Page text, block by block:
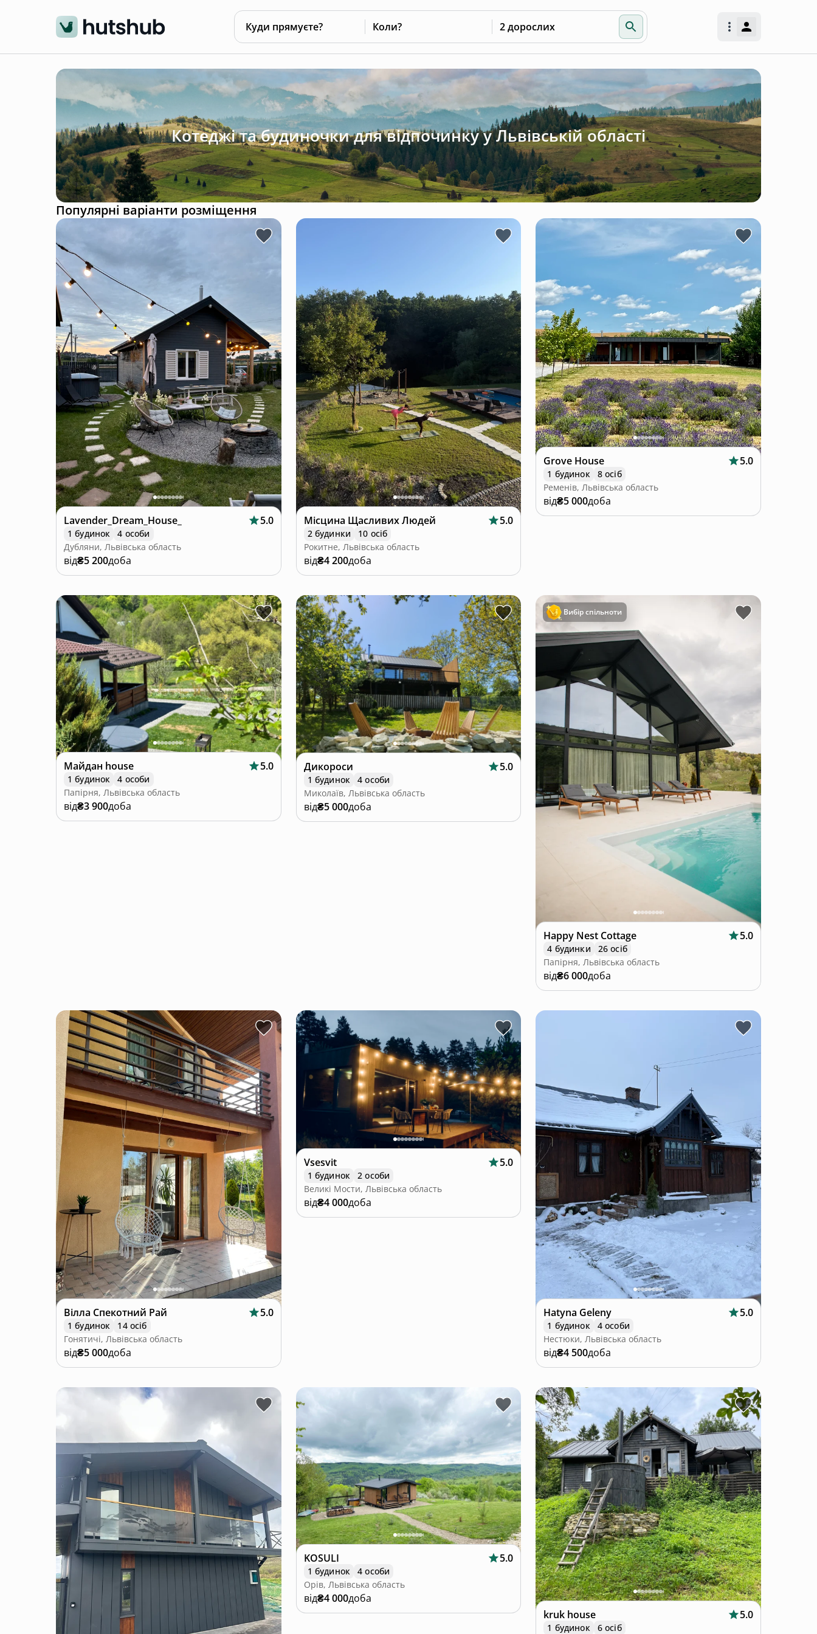
Куди прямуєте? Коли? 2 дорослих
Котеджі та будиночки для відпочинку у Львівській області
Популярні варіанти розміщення
Lavender_Dream_House_ 5.0
1 будинок
4 особи
Дубляни, Львівська область
від₴5 200доба
Місцина Щасливих Людей 5.0
2 будинки
10 осіб
Рокитне, Львівська область
від₴4 200доба
Grove House 5.0
1 будинок
8 осіб
Ременів, Львівська область
від₴5 000доба
Майдан house 5.0
1 будинок
4 особи
Папірня, Львівська область
від₴3 900доба
Дикороси 5.0
1 будинок
4 особи
Миколаїв, Львівська область
від₴5 000доба
Вибір спільноти
Happy Nest Cottage 5.0
4 будинки
26 осіб
Папірня, Львівська область
від₴6 000доба
Вілла Спекотний Рай 5.0
1 будинок
14 осіб
Гонятичі, Львівська область
від₴5 000доба
Vsesvit 5.0
1 будинок
2 особи
Великі Мости, Львівська область
від₴4 000доба
Hatyna Geleny 5.0
1 будинок
4 особи
Нестюки, Львівська область
від₴4 500доба
KOSULI 5.0
1 будинок
4 особи
Орів, Львівська область
від₴4 000доба
kruk house
5.0
1 будинок 6 осіб